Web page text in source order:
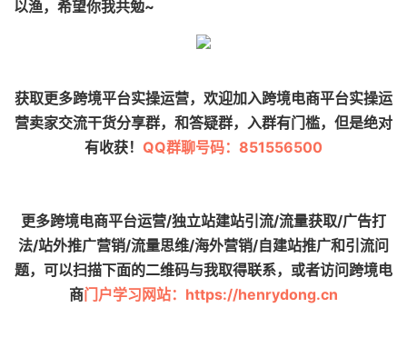
以渔，希望你我共勉~
获取更多跨境平台实操运营，欢迎加入跨境电商平台实操运
营卖家交流干货分享群，和答疑群，入群有门槛，但是绝对
有收获！ QQ群聊号码：851556500
更多跨境电商平台运营/独立站建站引流/流量获取/广告打
法/站外推广营销/流量思维/海外营销/自建站推广和引流问
题，可以扫描下面的二维码与我取得联系，或者访问跨境电
商门户学习网站：https://henrydong.cn